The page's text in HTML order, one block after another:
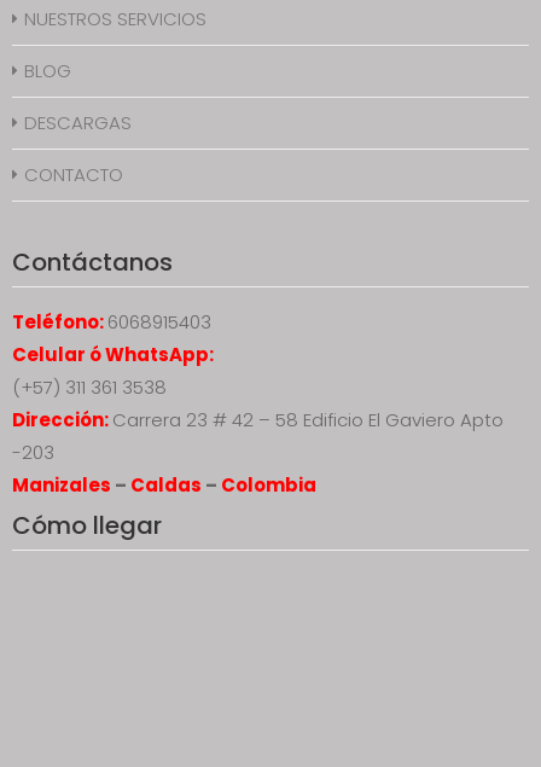
NUESTROS SERVICIOS
BLOG
DESCARGAS
CONTACTO
Contáctanos
Teléfono:6068915403
Celular ó WhatsApp:
(+57) 311 361 3538
Dirección:Carrera 23 # 42 – 58 Edificio El Gaviero Apto
-203
Manizales – Caldas – Colombia
Cómo llegar